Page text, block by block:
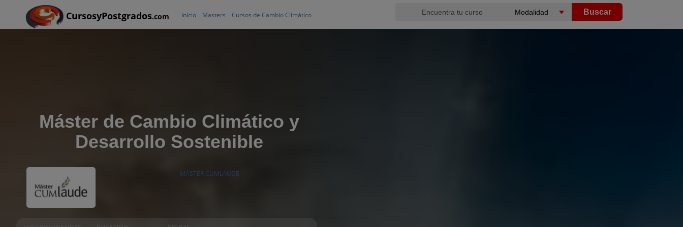
CursosyPostgrados.com Buscar
Inicio Masters Cursos de Cambio Climático
Máster de Cambio Climático y
Desarrollo Sostenible
MÁSTER CUMLAUDE